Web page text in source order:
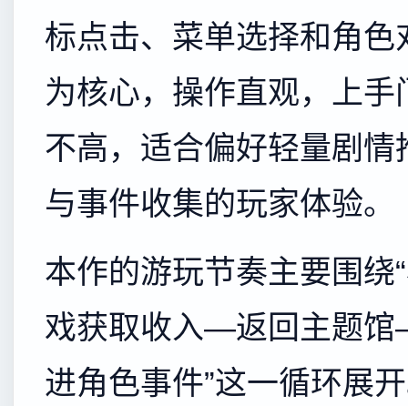
标点击、菜单选择和角色
为核心，操作直观，上手
不高，适合偏好轻量剧情
与事件收集的玩家体验。
本作的游玩节奏主要围绕
戏获取收入—返回主题
进角色事件”这一循环展